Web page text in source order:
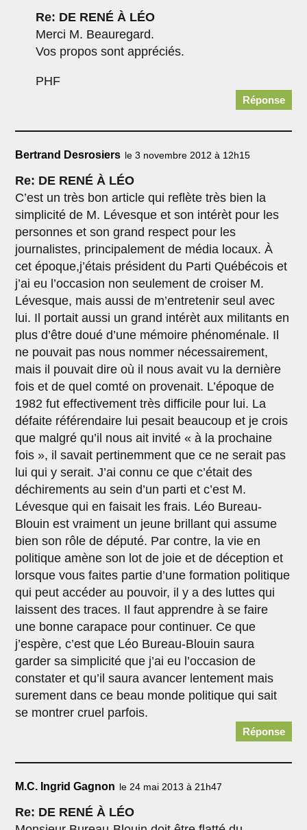
Re: DE RENÉ À LÉO
Merci M. Beauregard.
Vos propos sont appréciés.
PHF
Réponse
Bertrand Desrosiers le 3 novembre 2012 à 12h15
Re: DE RENÉ À LÉO
C’est un très bon article qui reflète très bien la
simplicité de M. Lévesque et son intérèt pour les
personnes et son grand respect pour les
journalistes, principalement de média locaux. À
cet époque,j’étais président du Parti Québécois et
j’ai eu l’occasion non seulement de croiser M.
Lévesque, mais aussi de m’entretenir seul avec
lui. Il portait aussi un grand intérèt aux militants en
plus d’être doué d’une mémoire phénoménale. Il
ne pouvait pas nous nommer nécessairement,
mais il pouvait dire où il nous avait vu la dernière
fois et de quel comté on provenait. L’époque de
1982 fut effectivement très difficile pour lui. La
défaite référendaire lui pesait beaucoup et je crois
que malgré qu’il nous ait invité « à la prochaine
fois », il savait pertinemment que ce ne serait pas
lui qui y serait. J’ai connu ce que c’était des
déchirements au sein d’un parti et c’est M.
Lévesque qui en faisait les frais. Léo Bureau-
Blouin est vraiment un jeune brillant qui assume
bien son rôle de député. Par contre, la vie en
politique amène son lot de joie et de déception et
lorsque vous faites partie d’une formation politique
qui peut accéder au pouvoir, il y a des luttes qui
laissent des traces. Il faut apprendre à se faire
une bonne carapace pour continuer. Ce que
j’espère, c’est que Léo Bureau-Blouin saura
garder sa simplicité que j’ai eu l’occasion de
constater et qu’il saura avancer lentement mais
surement dans ce beau monde politique qui sait
se montrer cruel parfois.
Réponse
M.C. Ingrid Gagnon le 24 mai 2013 à 21h47
Re: DE RENÉ À LÉO